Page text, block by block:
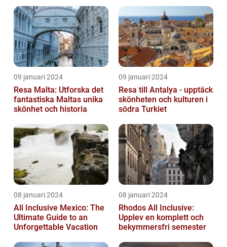
09 januari 2024
Resa Malta: Utforska det
fantastiska Maltas unika
skönhet och historia
09 januari 2024
Resa till Antalya - upptäck
skönheten och kulturen i
södra Turkiet
08 januari 2024
All Inclusive Mexico: The
Ultimate Guide to an
Unforgettable Vacation
08 januari 2024
Rhodos All Inclusive:
Upplev en komplett och
bekymmersfri semester